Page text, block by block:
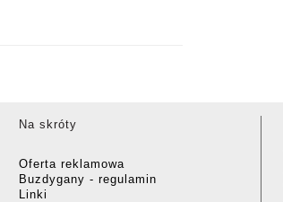
Na skróty
Oferta reklamowa
Buzdygany - regulamin
Linki